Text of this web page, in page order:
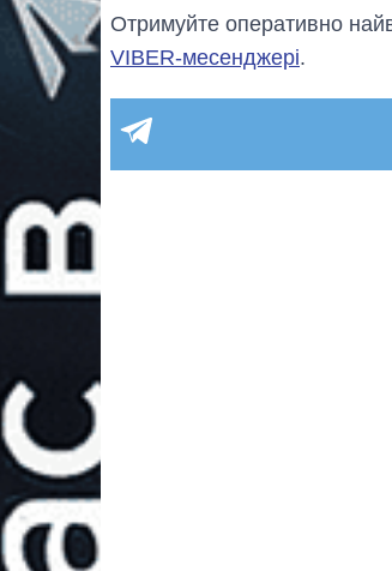
Отримуйте оперативно
VIBER-месенджері.